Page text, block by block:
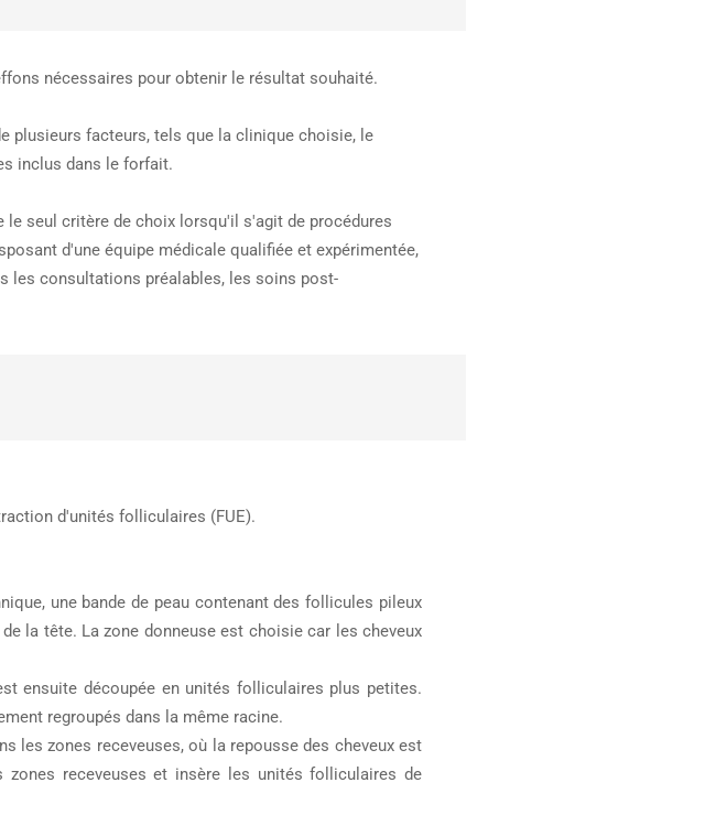
nécessaires pour obtenir le résultat souhaité.
plusieurs facteurs, tels que la clinique choisie, le
inclus dans le forfait.
seul critère de choix lorsqu'il s'agit de procédures
d'une équipe médicale qualifiée et expérimentée,
les consultations préalables, les soins post-
d'unités folliculaires (FUE).
une bande de peau contenant des follicules pileux
la tête. La zone donneuse est choisie car les cheveux
ensuite découpée en unités folliculaires plus petites.
regroupés dans la même racine.
les zones receveuses, où la repousse des cheveux est
receveuses et insère les unités folliculaires de